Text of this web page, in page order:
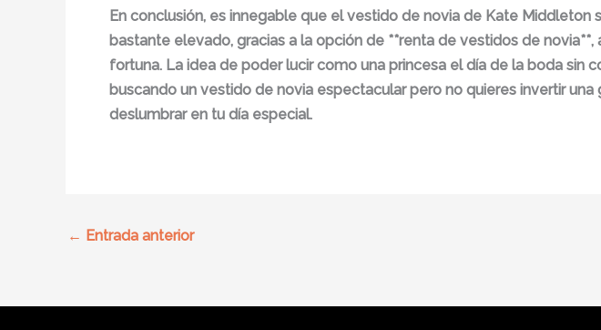
En conclusión, es innegable que el vestido de novia de Kate
bastante elevado, gracias a la opción de **renta de vestidos de
fortuna. La idea de poder lucir como una princesa el día de la boda
buscando un vestido de novia espectacular pero no quieres invertir
deslumbrar en tu día especial.
← Entrada anterior